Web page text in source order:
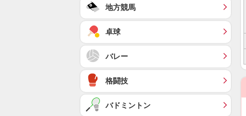
地方競馬
卓球
バレー
格闘技
バドミントン